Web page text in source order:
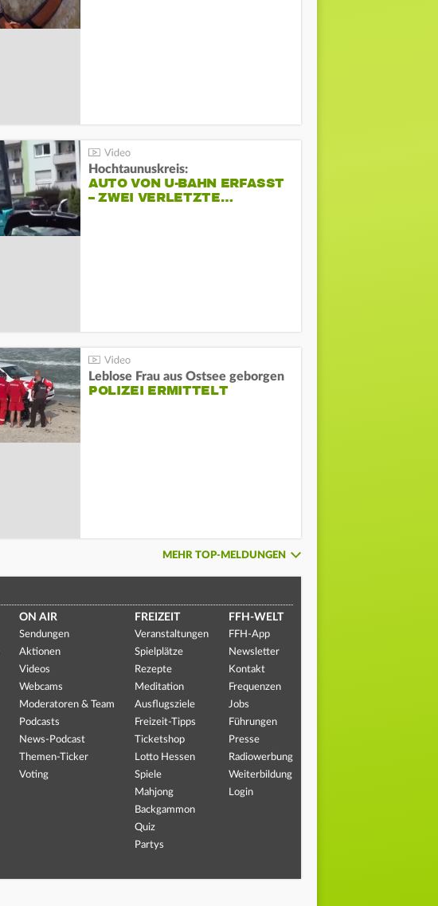
Hochtaunuskreis:
AUTO VON U-BAHN ERFASST
– ZWEI VERLETZTE…
Leblose Frau aus Ostsee geborgen
POLIZEI ERMITTELT
MEHR TOP-MELDUNGEN
ON AIR
Sendungen
Aktionen
Videos
Webcams
Moderatoren & Team
Podcasts
News-Podcast
Themen-Ticker
Voting
FREIZEIT
Veranstaltungen
Spielplätze
Rezepte
Meditation
Ausflugsziele
Freizeit-Tipps
Ticketshop
Lotto Hessen
Spiele
Mahjong
Backgammon
Quiz
Partys
FFH-WELT
FFH-App
Newsletter
Kontakt
Frequenzen
Jobs
Führungen
Presse
Radiowerbung
Weiterbildung
Login